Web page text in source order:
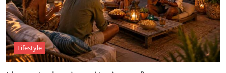
Lifestyle